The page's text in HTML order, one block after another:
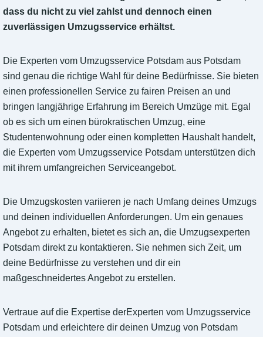
dass du nicht zu viel zahlst und dennoch einen
zuverlässigen Umzugsservice erhältst.
Die Experten vom Umzugsservice Potsdam aus Potsdam
sind genau die richtige Wahl für deine Bedürfnisse. Sie bieten
einen professionellen Service zu fairen Preisen an und
bringen langjährige Erfahrung im Bereich Umzüge mit. Egal
ob es sich um einen bürokratischen Umzug, eine
Studentenwohnung oder einen kompletten Haushalt handelt,
die Experten vom Umzugsservice Potsdam unterstützen dich
mit ihrem umfangreichen Serviceangebot.
Die Umzugskosten variieren je nach Umfang deines Umzugs
und deinen individuellen Anforderungen. Um ein genaues
Angebot zu erhalten, bietet es sich an, die Umzugsexperten
Potsdam direkt zu kontaktieren. Sie nehmen sich Zeit, um
deine Bedürfnisse zu verstehen und dir ein
maßgeschneidertes Angebot zu erstellen.
Vertraue auf die Expertise derExperten vom Umzugsservice
Potsdam und erleichtere dir deinen Umzug von Potsdam